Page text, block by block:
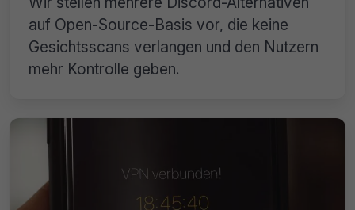
auf Open-Source-Basis vor, die keine
Gesichtsscans verlangen und den Nutzern
mehr Kontrolle geben.